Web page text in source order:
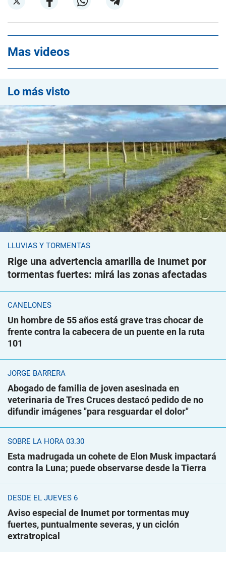
Mas videos
Lo más visto
LLUVIAS Y TORMENTAS
Rige una advertencia amarilla de Inumet por
tormentas fuertes: mirá las zonas afectadas
CANELONES
Un hombre de 55 años está grave tras chocar de
frente contra la cabecera de un puente en la ruta
101
JORGE BARRERA
Abogado de familia de joven asesinada en
veterinaria de Tres Cruces destacó pedido de no
difundir imágenes "para resguardar el dolor"
SOBRE LA HORA 03.30
Esta madrugada un cohete de Elon Musk impactará
contra la Luna; puede observarse desde la Tierra
DESDE EL JUEVES 6
Aviso especial de Inumet por tormentas muy
fuertes, puntualmente severas, y un ciclón
extratropical